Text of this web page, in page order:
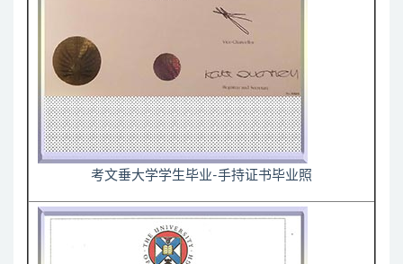
考文垂大学学生毕业-手持证书毕业照